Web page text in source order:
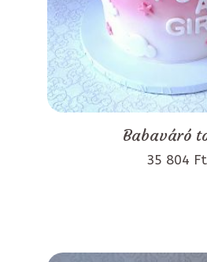
Babaváró
35 804 Ft